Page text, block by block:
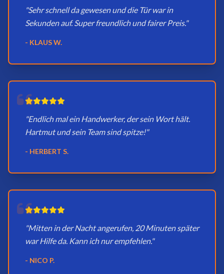
"Sehr schnell da gewesen und die Tür war in
Sekunden auf. Super freundlich und fairer Preis."
- KLAUS W.
"Endlich mal ein Handwerker, der sein Wort hält.
Hartmut und sein Team sind spitze!"
- HERBERT S.
"Mitten in der Nacht angerufen, 20 Minuten später
war Hilfe da. Kann ich nur empfehlen."
- NICO P.